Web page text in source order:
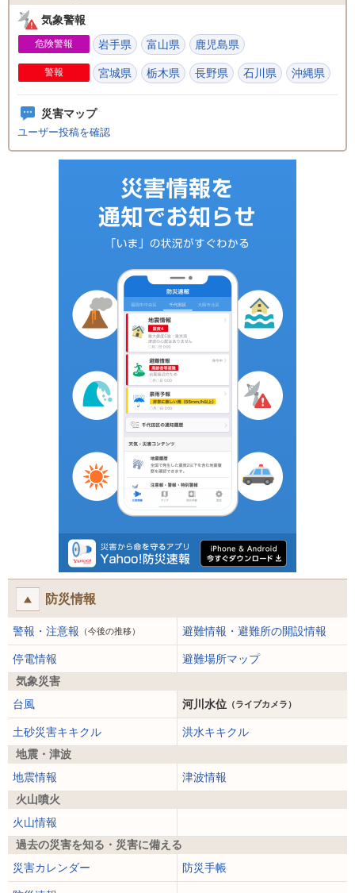
気象警報
危険警報 岩手県 富山県 鹿児島県
警報 宮城県 栃木県 長野県 石川県 沖縄県
災害マップ
ユーザー投稿を確認
防災情報
警報・注意報 （今後の推移） 避難情報・避難所の開設情報
停電情報
避難場所マップ
気象災害
台風
河川水位 （ライブカメラ）
土砂災害キキクル
洪水キキクル
地震・津波
地震情報
津波情報
火山噴火
火山情報
過去の災害を知る・災害に備える
災害カレンダー
防災手帳